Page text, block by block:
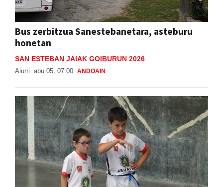
Bus zerbitzua Sanestebanetara, asteburu
honetan
SAN ESTEBAN JAIAK GOIBURUN 2026
Aiurri abu 05, 07:00 ANDOAIN